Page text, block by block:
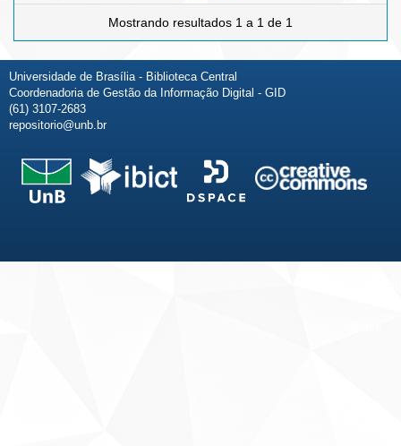
Mostrando resultados 1 a 1 de 1
Universidade de Brasília - Biblioteca Central
Coordenadoria de Gestão da Informação Digital - GID
(61) 3107-2683
repositorio@unb.br